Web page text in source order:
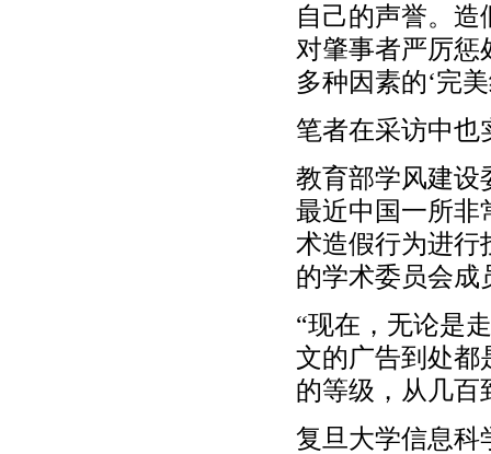
自己的声誉。
对肇事者严厉惩
多种因素的‘完
笔者在采访中也
教育部学风建设
最近中国一所非
术造假行为进行
的学术委员会成
“现在，无论是
文的广告到处都
的等级，从几百
复旦大学信息科